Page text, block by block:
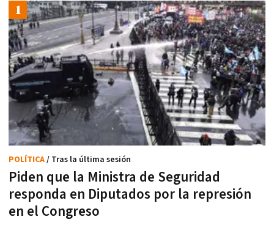
Piden que la Ministra de Seguridad
responda en Diputados por la represión
en el Congreso
POLÍTICA/ Tras la última sesión